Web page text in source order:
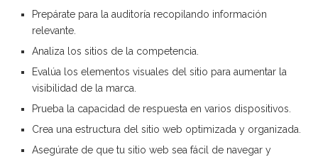
Prepárate para la auditoría recopilando información
relevante.
Analiza los sitios de la competencia.
Evalúa los elementos visuales del sitio para aumentar la
visibilidad de la marca.
Prueba la capacidad de respuesta en varios dispositivos.
Crea una estructura del sitio web optimizada y organizada.
Asegúrate de que tu sitio web sea fácil de navegar y